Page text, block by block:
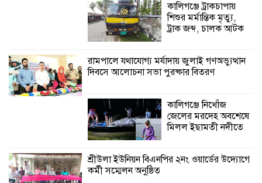
কালিগঞ্জে নিখোঁজ জেলের মরদেহ অবশেষে
মিলল ইছামতী নদীতে
শ্রীউলা ইউনিয়ন
অনুষ্ঠিত
শ্যামনগরে জলবায়ু সহনশীল জনগোষ্ঠী গঠনে
বিনিময় সভা
কালিগঞ্জে ট্রাকচাপায়
শিশুর মর্মান্তিক মৃত্যু,
ট্রাক জব্দ, চালক আটক
রামপালে যথাযোগ্য মর্যাদায় জুলাই গণঅভ্যুত্থান
দিবসে আলোচনা সভা পুরষ্কার বিতরণ
কালিগঞ্জে নিখোঁজ
জেলের মরদেহ অবশেষে
মিলল ইছামতী নদীতে
শ্রীউলা ইউনিয়ন বিএনপির ২নং ওয়ার্ডের উদ্যোগে
কর্মী সম্মেলন অনুষ্ঠিত